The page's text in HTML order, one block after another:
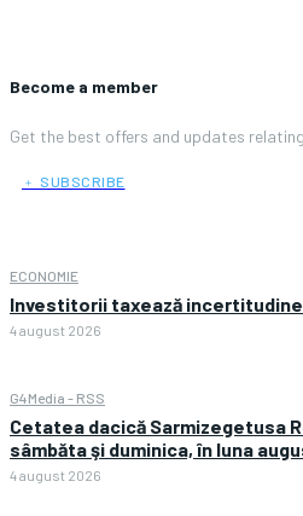
Become a member
Get the best offers and updates
﹢ SUBSCRIBE
ECONOMIE
Investitorii taxează
4 august 2026
G4Media - RSS
Cetatea dacică Sarmizegetusa
sâmbăta şi duminica, în luna
4 august 2026